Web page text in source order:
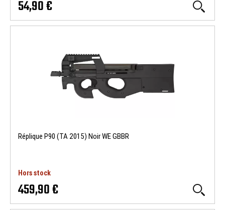
54,90 €
Réplique P90 (TA 2015) Noir WE GBBR
Hors stock
459,90 €